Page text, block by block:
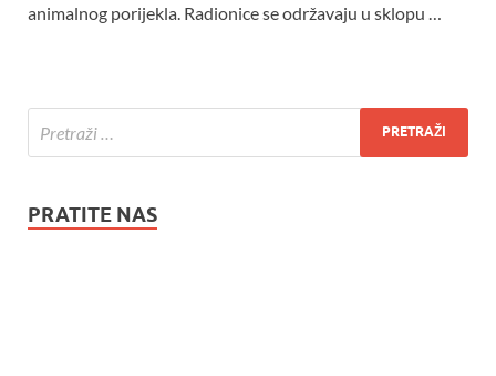
animalnog porijekla. Radionice se održavaju u sklopu …
PRATITE NAS